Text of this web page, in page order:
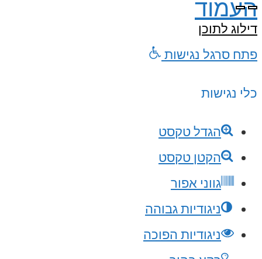
לתוכן
סרגל נגישות
נגישות
הגדל טקסט
הקטן טקסט
גווני אפור
ניגודיות גבוהה
ניגודיות הפוכה